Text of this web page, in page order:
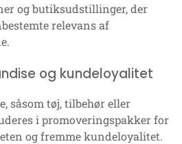
og butiksudstillinger, der
relevans af
og kundeloyalitet
såsom tøj, tilbehør eller
i promoveringspakker for
og fremme kundeloyalitet.